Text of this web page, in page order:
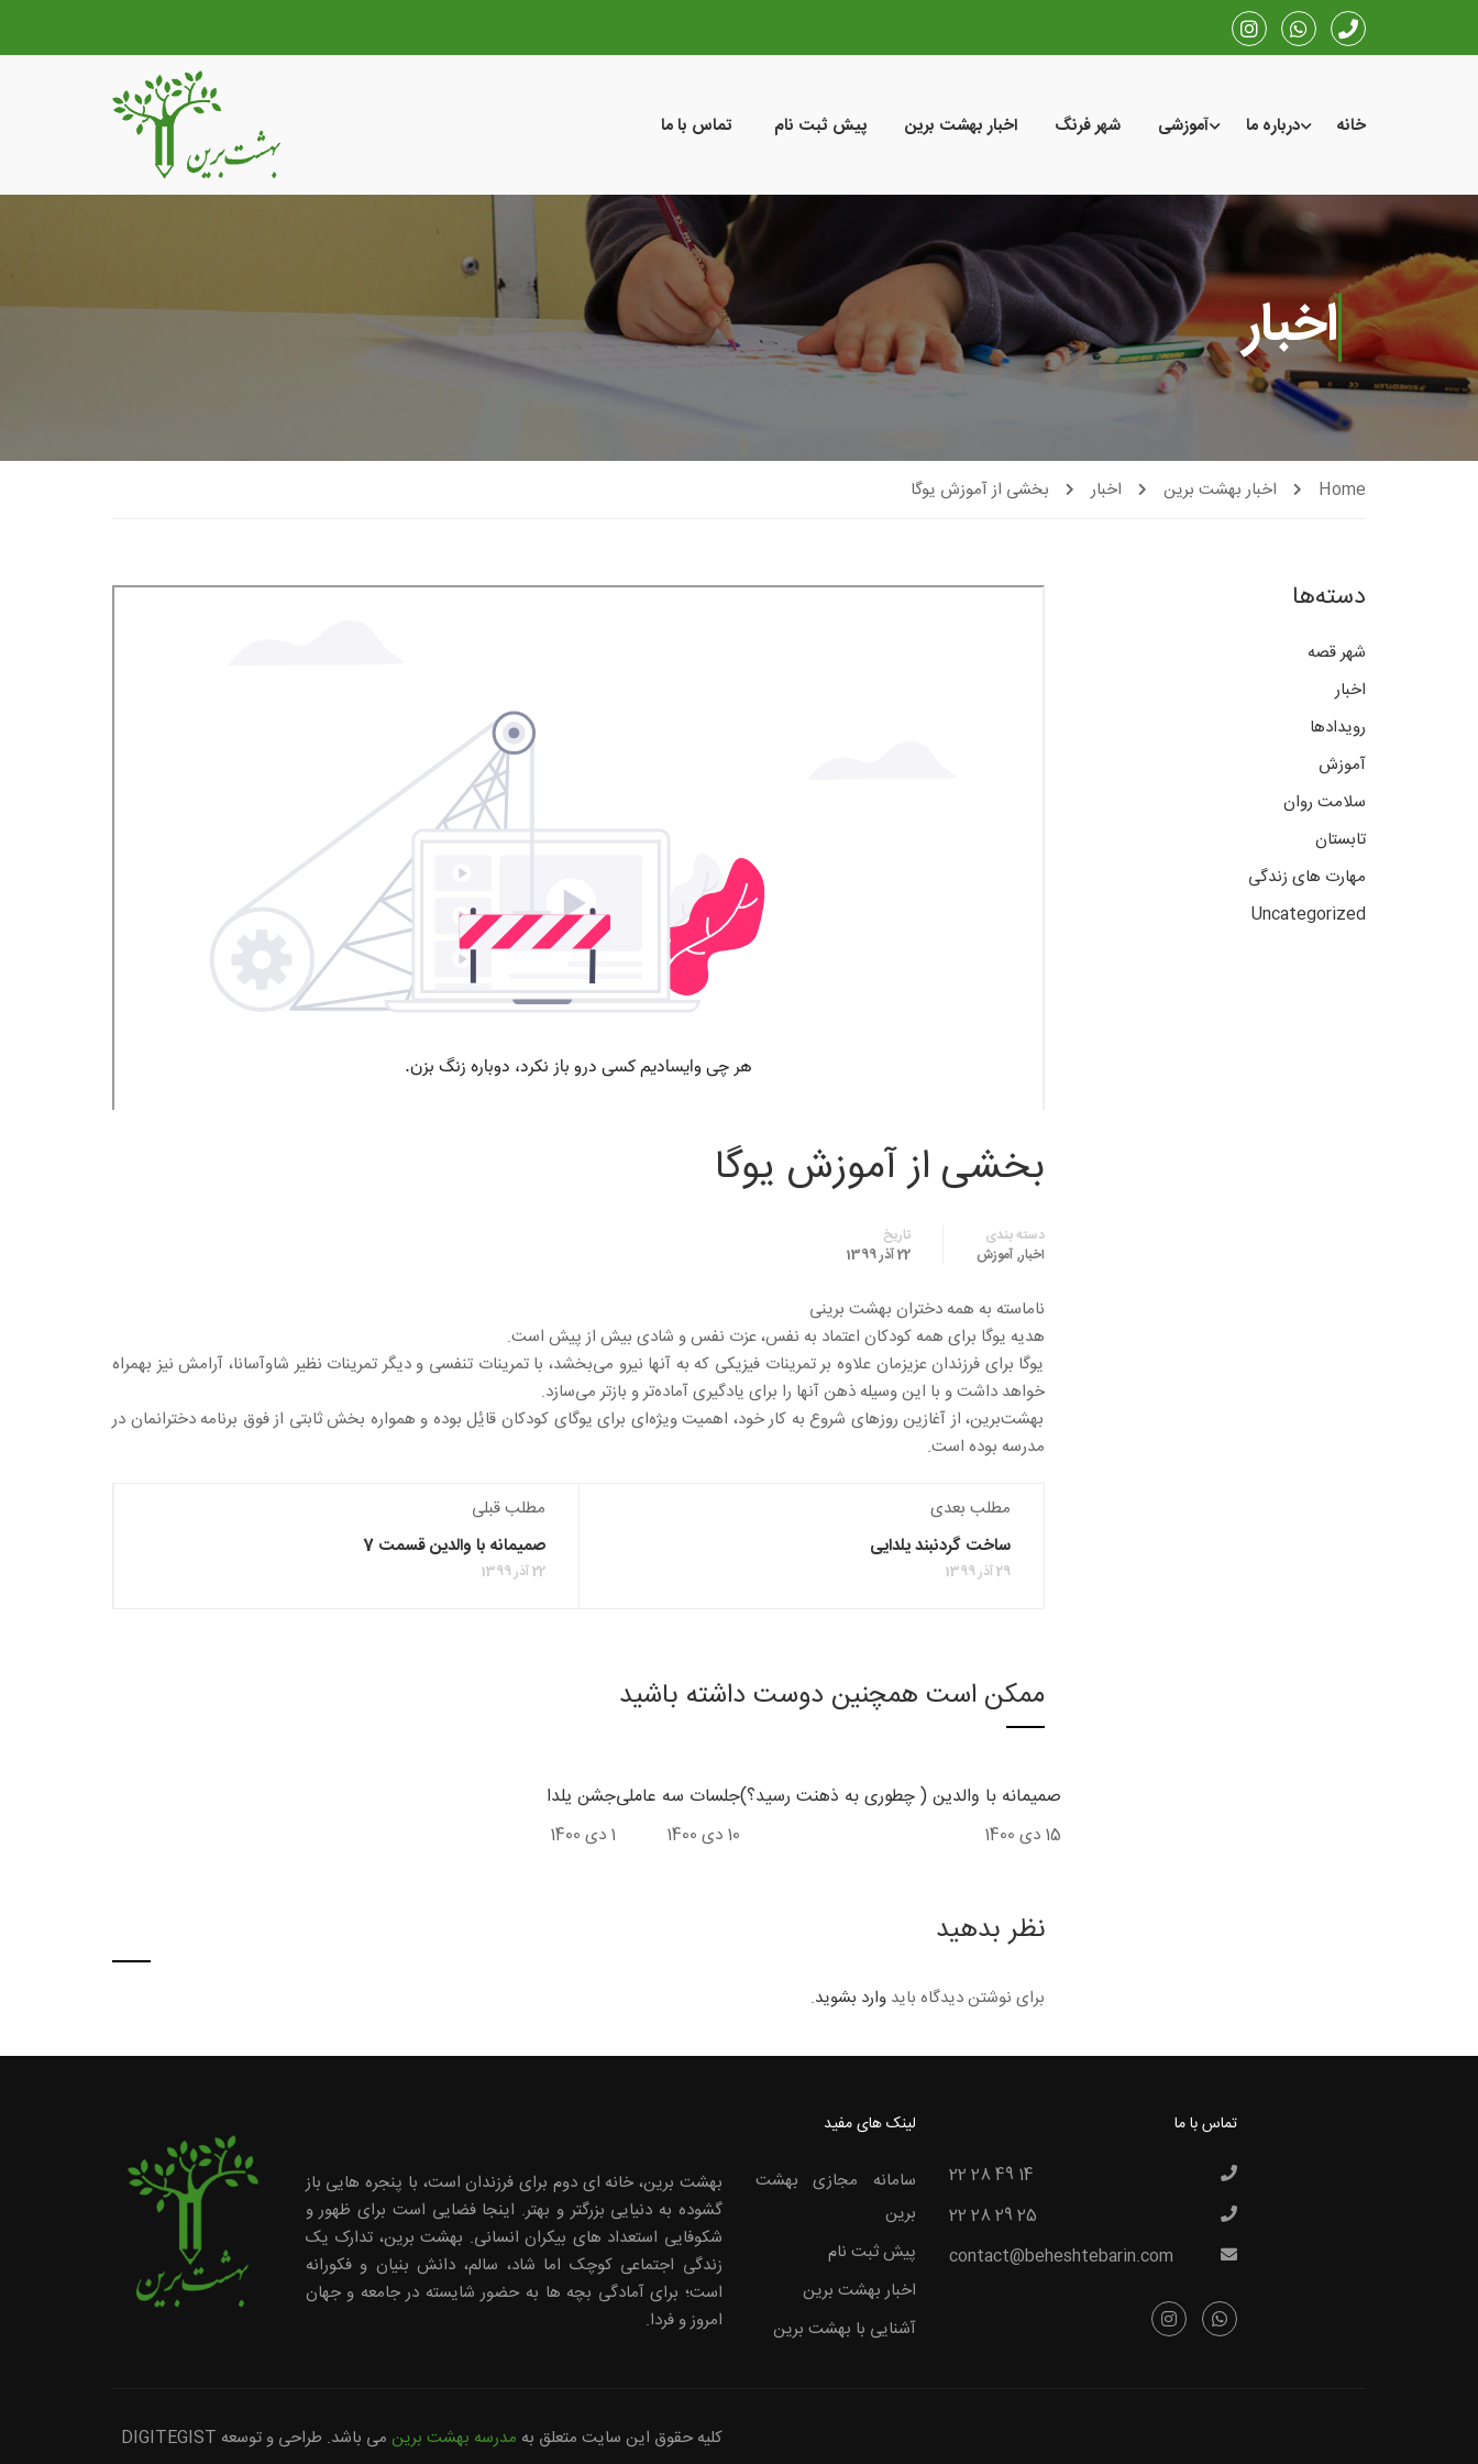
خانه درباره ما آموزشی شهر فرنگ اخبار بهشت برین پیش ثبت نام تماس با ما
اخبار
Home اخبار بهشت برین اخبار بخشی از آموزش یوگا
بخشی از آموزش یوگا
دسته بندی
اخبار,آموزش
تاریخ
22 آذر 1399
ناماسته به همه دختران بهشت برینى
هدیه یوگا براى همه کودکان اعتماد به نفس، عزت نفس و شادى بیش از پیش است.
یوگا براى فرزندان عزیزمان علاوه بر تمرینات فیزیکى که به آنها نیرو مى‌بخشد، با تمرینات تنفسى و دیگر تمرینات نظیر شاوآسانا، آرامش نیز بهمراه
خواهد داشت و با این وسیله ذهن آنها را براى یادگیرى آماده‌تر و بازتر مى‌سازد.
بهشت‌برین، از آغازین روزهای شروع به کار خود، اهمیت ویژه‌ای برای یوگای کودکان قایٔل بوده و همواره بخش ثابتی از فوق برنامه دخترانمان در
مدرسه بوده است.
مطلب قبلی
صمیمانه با والدین قسمت 7
22 آذر 1399
مطلب بعدی
ساخت گردنبند یلدایی
29 آذر 1399
ممکن است همچنین دوست داشته باشید
صمیمانه با والدین ( چطوری به ذهنت رسید؟)
15 دی 1400
جلسات سه عاملی
10 دی 1400
جشن یلدا
1 دی 1400
نظر بدهید
برای نوشتن دیدگاه بایدوارد بشوید.
دسته‌ها
شهر قصه
اخبار
رویدادها
آموزش
سلامت روان
تابستان
مهارت های زندگی
Uncategorized
بهشت برین، خانه ای دوم برای فرزندان است، با پنجره هایی باز
گشوده به دنیایی بزرگتر و بهتر. اینجا فضایی است برای ظهور و
شکوفایی استعداد های بیکران انسانی. بهشت برین، تدارک یک
زندگی اجتماعی کوچک اما شاد، سالم، دانش بنیان و فکورانه
است؛ برای آمادگی بچه ها به حضور شایسته در جامعه و جهان
امروز و فردا.
لینک های مفید
سامانه مجازی بهشت
برین
پیش ثبت نام
اخبار بهشت برین
آشنایی با بهشت برین
تماس با ما
22 28 49 14
22 28 29 25
contact@beheshtebarin.com
کلیه حقوق این سایت متعلق به مدرسه بهشت برین می باشد. طراحی و توسعه DIGITEGIST